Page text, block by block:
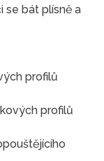
se bát plísně a
profilů
profilů